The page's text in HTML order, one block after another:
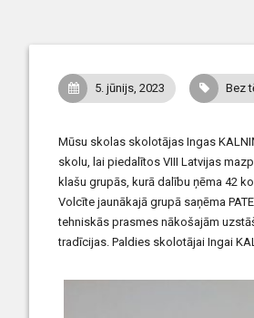
5. jūnijs, 2023 Bez
Mūsu skolas skolotājas Ingas
skolu, lai piedalītos VIII Latvijas
klašu grupās, kurā dalību ņēma 42
Volcīte jaunākajā grupā saņēma
tehniskās prasmes nākošajām
tradīcijas. Paldies skolotājai Ingai